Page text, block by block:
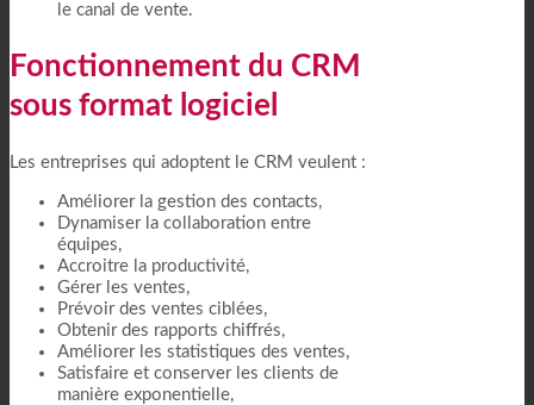
le canal de vente.
Fonctionnement du CRM
sous format logiciel
Les entreprises qui adoptent le CRM veulent :
Améliorer la gestion des contacts,
Dynamiser la collaboration entre
équipes,
Accroitre la productivité,
Gérer les ventes,
Prévoir des ventes ciblées,
Obtenir des rapports chiffrés,
Améliorer les statistiques des ventes,
Satisfaire et conserver les clients de
manière exponentielle,